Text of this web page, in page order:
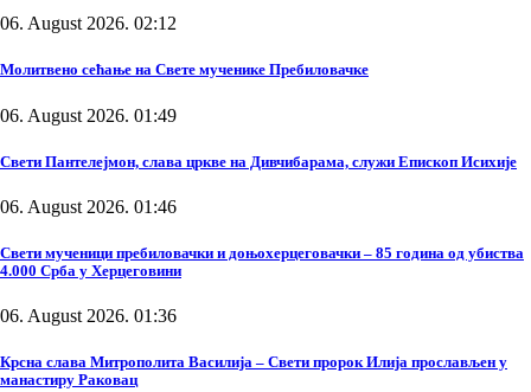
06. August 2026. 02:12
Молитвено сећање на Свете мученике Пребиловачке
06. August 2026. 01:49
Свети Пантелејмон, слава цркве на Дивчибарама, служи Епископ Исихије
06. August 2026. 01:46
Свети мученици пребиловачки и доњохерцеговачки – 85 година од убиства
4.000 Срба у Херцеговини
06. August 2026. 01:36
Крсна слава Митрополита Василија – Свети пророк Илија прослављен у
манастиру Раковац